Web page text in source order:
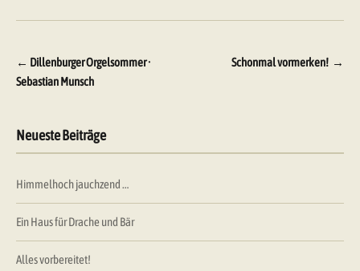
Beitragsnavigation
← Dillenburger Orgelsommer ·
Sebastian Munsch
Schonmal vormerken! →
Neueste Beiträge
Himmelhoch jauchzend …
Ein Haus für Drache und Bär
Alles vorbereitet!